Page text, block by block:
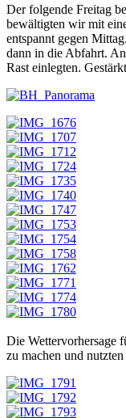
Der folgende Freitag
bewältigten wir mit
entspannt gegen
dann in die Abfahrt.
Rast einlegten.
Die Wettervorhersage
zu machen und